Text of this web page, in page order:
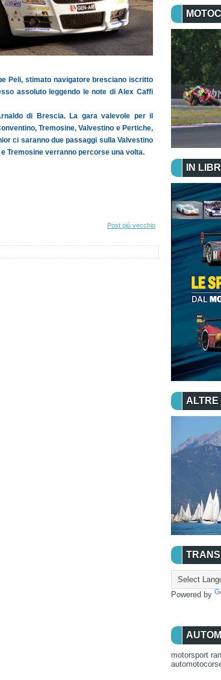
Peli, stimato navigatore bresciano iscritto
assoluto leggendo le note di Alex Caffi
di Brescia. La gara valevole per il
Tremosine, Valvestino e Pertiche,
ci saranno due passaggi sulla Valvestino
Tremosine verranno percorse una volta.
Post più vecchio
IN
ALTRE
Powered by
motorsport